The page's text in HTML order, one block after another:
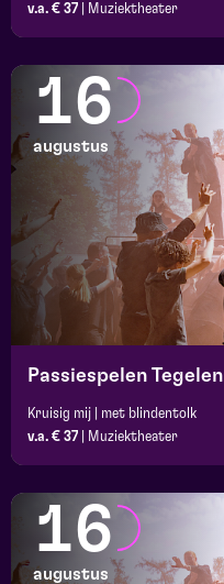
v.a. € 37
Muziektheater
16
augustus
Passiespelen Tegelen
Kruisig mij | met blindentolk
v.a. € 37
Muziektheater
16
augustus